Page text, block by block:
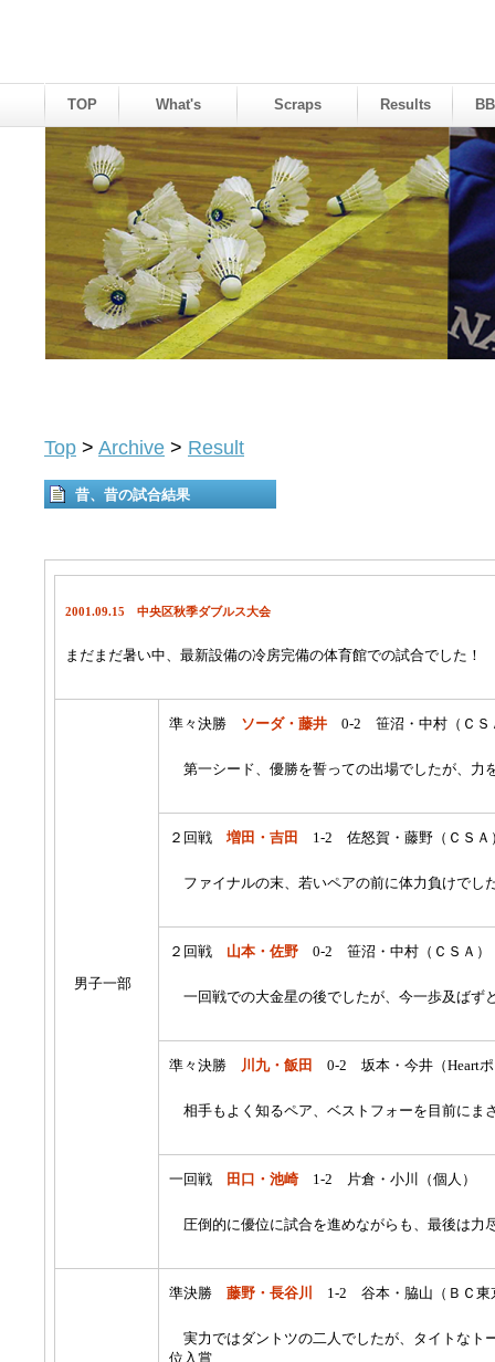
Top > Archive > Result
昔、昔の試合結果
2001.09.15 中央区秋季ダブルス大会
まだまだ暑い中、最新設備の冷房完備の体育館での試合でした！
男子一部
準々決勝 ソーダ・藤井 0-2 笹沼・中村（Ｃ
第一シード、優勝を誓っての出場でしたが、力
２回戦増田・吉田 1-2 佐怒賀・藤野（ＣＳＡ
ファイナルの末、若いペアの前に体力負けでし
２回戦 山本・佐野 0-2 笹沼・中村（ＣＳＡ）
一回戦での大金星の後でしたが、今一歩及ばず
準々決勝 川九・飯田 0-2 坂本・今井（Heart
相手もよく知るペア、ベストフォーを目前にま
一回戦 田口・池崎 1-2 片倉・小川（個人）
圧倒的に優位に試合を進めながらも、最後は力
準決勝藤野・長谷川 1-2 谷本・脇山（ＢＣ東
実力ではダントツの二人でしたが、タイトなト
位入賞
TOP What's Scraps Results